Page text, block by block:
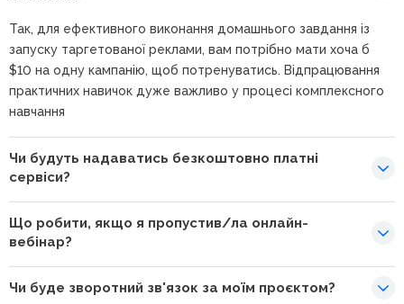
Так, для ефективного виконання домашнього завдання із
запуску таргетованої реклами, вам потрібно мати хоча б
$10 на одну кампанію, щоб потренуватись. Відпрацювання
практичних навичок дуже важливо у процесі комплексного
навчання
Чи будуть надаватись безкоштовно платні
сервіси?
Що робити, якщо я пропустив/ла онлайн-
вебінар?
Чи буде зворотний зв'язок за моїм проєктом?